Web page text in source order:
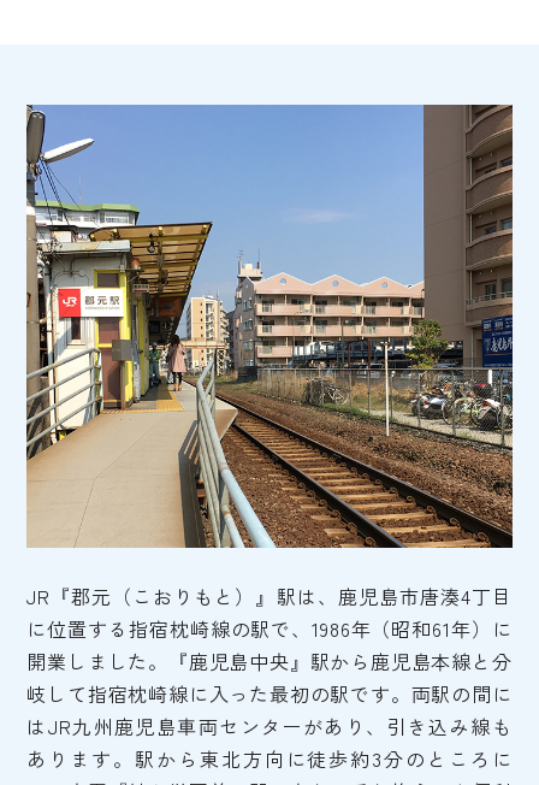
JR『郡元（こおりもと）』駅は、鹿児島市唐湊4丁目
に位置する指宿枕崎線の駅で、1986年（昭和61年）に
開業しました。『鹿児島中央』駅から鹿児島本線と分
岐して指宿枕崎線に入った最初の駅です。両駅の間に
はJR九州鹿児島車両センターがあり、引き込み線も
あります。駅から東北方向に徒歩約3分のところに